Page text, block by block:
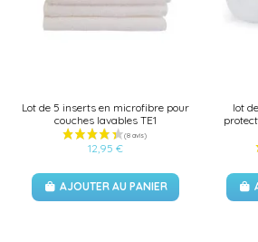
Lot de 5 inserts en microfibre pour
couches lavables TE1
12,95 €
AJOUTER AU PANIER
lot